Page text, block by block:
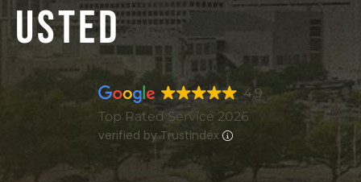
Usted
4.9
Top Rated Service 2026
verified by Trustindex